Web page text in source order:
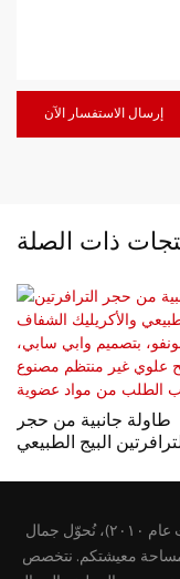
إرسال الاستفسار الآن
ذات الصلة
طاولة جانبية من حجر
البيج الطبيعي
في شركة جيانغمن تشونفو للأثاث (التي تأسست عام ٢٠١٠)، نُحوّل جمال
معيشتكم. نتخصص